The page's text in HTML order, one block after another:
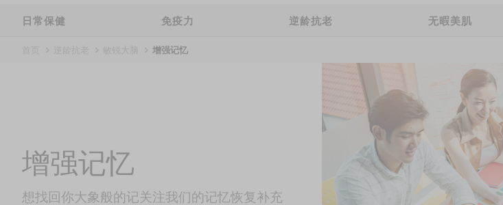
日常保健 免疫力 逆龄抗老 无暇美肌
增强记忆
增强记忆
想找回你大象般的记关注我们的记忆恢复补充